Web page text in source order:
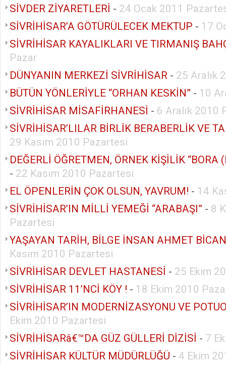
SİVDER ZİYARETLERİ - 24 Ocak 2011
SİVRİHİSAR’A GÖTÜRÜLECEK MEKTUP - 17
SİVRİHİSAR KAYALIKLARI VE TIRMANIŞ
Pazar
DÜNYANIN MERKEZİ SİVRİHİSAR - 25 Aralık
BÜTÜN YÖNLERİYLE “ORHAN KESKİN” - 10
SİVRİHİSAR MİSAFİRHANESİ - 6 Aralık 2010
SİVRİHİSAR’LILAR BİRLİK BERABERLİK VE
29 Kasım 2010 Pazartesi
DEĞERLİ ÖĞRETMEN, ÖRNEK KİŞİLİK “BORA
- 22 Kasım 2010 Pazartesi
EL ÖPENLERİN ÇOK OLSUN, YAVRUM! - 14
SİVRİHİSAR’IN MİLLİ YEMEĞİ “ARABAŞI” - 8
Pazartesi
YAŞAYAN TARİH, BİLGE İNSAN AHMET
Kasım 2010 Pazartesi
SİVRİHİSAR DEVLET HASTANESİ - 25 Ekim
SİVRİHİSAR 11’NCİ KÖY ! - 18 Ekim 2010
SİVRİHİSAR’IN MODERNİZASYONU VE
Ekim 2010 Pazartesi
SİVRİHİSARâ€™DA GÜZ GÜLLERİ DİZİSİ - 7
SİVRİHİSAR KÜLTÜR MÜDÜRLÜĞÜ - 4 Ekim